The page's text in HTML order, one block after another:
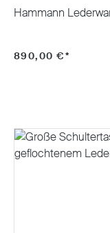
Hammann
890,00 €*